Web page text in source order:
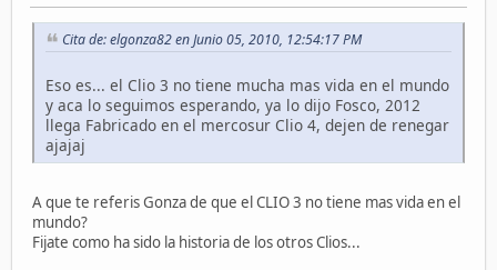
Cita de: elgonza82 en Junio 05, 2010, 12:54:17 PM
Eso es... el Clio 3 no tiene mucha mas vida en el mundo
y aca lo seguimos esperando, ya lo dijo Fosco, 2012
llega Fabricado en el mercosur Clio 4, dejen de renegar
ajajaj
A que te referis Gonza de que el CLIO 3 no tiene mas vida en el
mundo?
Fijate como ha sido la historia de los otros Clios...